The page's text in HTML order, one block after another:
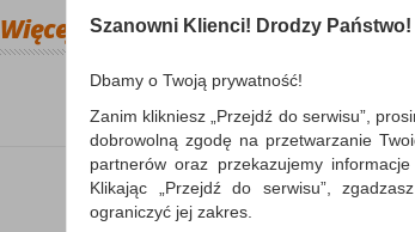
Więcej Szanowni Klienci! Drodzy Państwo!
Dbamy o Twoją prywatność!
Zanim klikniesz „Przejdź do serwisu”,
dobrowolną zgodę na przetwarzanie
partnerów oraz przekazujemy
Klikając „Przejdź do serwisu”,
ograniczyć jej zakres.